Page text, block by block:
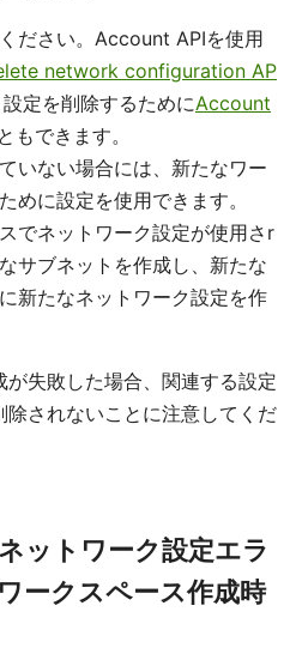
ださい。Account APIを使用
network configuration AP
定を削除するためにAccount
もできます。
いない場合には、新たなワー
めに設定を使用できます。
でネットワーク設定が使用さr
サブネットを作成し、新たな
新たなネットワーク設定を作
失敗した場合、関連する設定
除されないことに注意してくだ
ットワーク設定エラ
ークスペース作成時